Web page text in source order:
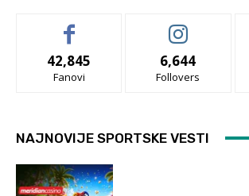
42,845
Fanovi
6,644
Follovers
NAJNOVIJE SPORTSKE VESTI